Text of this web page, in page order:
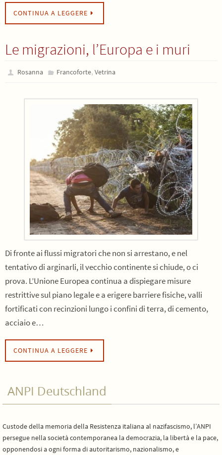
CONTINUA A LEGGERE
Le migrazioni, l’Europa e i muri
Rosanna Francoforte, Vetrina
Di fronte ai flussi migratori che non si arrestano, e nel
tentativo di arginarli, il vecchio continente si chiude, o ci
prova. L’Unione Europea continua a dispiegare misure
restrittive sul piano legale e a erigere barriere fisiche, valli
fortificati con recinzioni lungo i confini di terra, di cemento,
acciaio e…
CONTINUA A LEGGERE
ANPI Deutschland
Custode della memoria della Resistenza italiana al nazifascismo, l’ANPI
persegue nella società contemporanea la democrazia, la libertà e la pace,
opponendosi a ogni forma di autoritarismo, nazionalismo, e